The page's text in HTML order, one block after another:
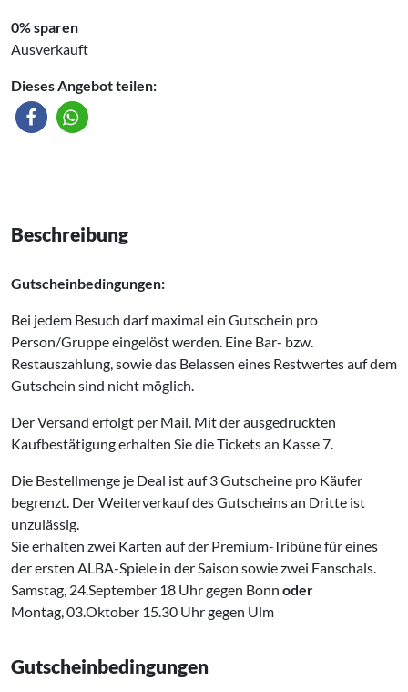
0% sparen
Ausverkauft
Dieses Angebot teilen:
Beschreibung
Gutscheinbedingungen:
Bei jedem Besuch darf maximal ein Gutschein pro
Person/Gruppe eingelöst werden. Eine Bar- bzw.
Restauszahlung, sowie das Belassen eines Restwertes auf dem
Gutschein sind nicht möglich.
Der Versand erfolgt per Mail. Mit der ausgedruckten
Kaufbestätigung erhalten Sie die Tickets an Kasse 7.
Die Bestellmenge je Deal ist auf 3 Gutscheine pro Käufer
begrenzt. Der Weiterverkauf des Gutscheins an Dritte ist
unzulässig.
Sie erhalten zwei Karten auf der Premium-Tribüne für eines
der ersten ALBA-Spiele in der Saison sowie zwei Fanschals.
Samstag, 24.September 18 Uhr gegen Bonn oder
Montag, 03.Oktober 15.30 Uhr gegen Ulm
Gutscheinbedingungen